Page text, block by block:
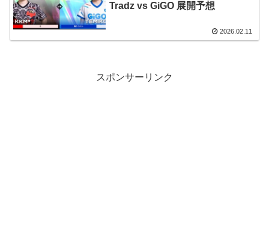
Tradz vs GiGO 展開予想
2026.02.11
スポンサーリンク